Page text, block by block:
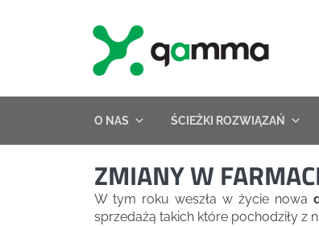
O NAS ŚCIEŻKI ROZWIĄZAŃ
ZMIANY W
W tym roku weszła w życie nowa
sprzedażą takich które pochodziły z